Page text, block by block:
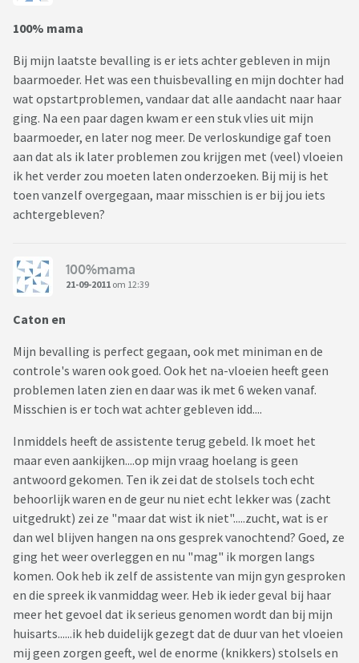
100% mama
Bij mijn laatste bevalling is er iets achter gebleven in mijn
baarmoeder. Het was een thuisbevalling en mijn dochter had
wat opstartproblemen, vandaar dat alle aandacht naar haar
ging. Na een paar dagen kwam er een stuk vlies uit mijn
baarmoeder, en later nog meer. De verloskundige gaf toen
aan dat als ik later problemen zou krijgen met (veel) vloeien
ik het verder zou moeten laten onderzoeken. Bij mij is het
toen vanzelf overgegaan, maar misschien is er bij jou iets
achtergebleven?
100%mama
21-09-2011 om 12:39
Caton en
Mijn bevalling is perfect gegaan, ook met miniman en de
controle's waren ook goed. Ook het na-vloeien heeft geen
problemen laten zien en daar was ik met 6 weken vanaf.
Misschien is er toch wat achter gebleven idd....
Inmiddels heeft de assistente terug gebeld. Ik moet het
maar even aankijken....op mijn vraag hoelang is geen
antwoord gekomen. Ten ik zei dat de stolsels toch echt
behoorlijk waren en de geur nu niet echt lekker was (zacht
uitgedrukt) zei ze "maar dat wist ik niet".....zucht, wat is er
dan wel blijven hangen na ons gesprek vanochtend? Goed, ze
ging het weer overleggen en nu "mag" ik morgen langs
komen. Ook heb ik zelf de assistente van mijn gyn gesproken
en die spreek ik vanmiddag weer. Heb ik ieder geval bij haar
meer het gevoel dat ik serieus genomen wordt dan bij mijn
huisarts......ik heb duidelijk gezegt dat de duur van het vloeien
mij geen zorgen geeft, wel de enorme (knikkers) stolsels en